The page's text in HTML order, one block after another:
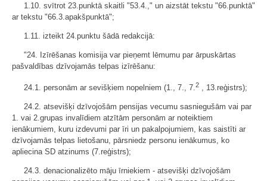
1.10. svītrot 23.punktā skaitli "53.4.," un aizstāt tekstu "66.punktā"
ar tekstu "66.3.apakšpunktā";
1.11. izteikt 24.punktu šādā redakcijā:
"24. Izīrēšanas komisija var pieņemt lēmumu par ārpuskārtas
pašvaldības dzīvojamās telpas izīrēšanu:
24.1. personām ar sevišķiem nopelniem (1., 7., 7.2 , 13.reģistrs);
24.2. atsevišķi dzīvojošām pensijas vecumu sasniegušām vai par
1. vai 2.grupas invalīdiem atzītām personām ar noteiktiem
ienākumiem, kuru izdevumi par īri un pakalpojumiem, kas saistīti ar
dzīvojamās telpas lietošanu, pārsniedz personu ienākumus, ko
apliecina SD atzinums (7.reģistrs);
24.3. denacionalizēto māju īrniekiem - atsevišķi dzīvojošām